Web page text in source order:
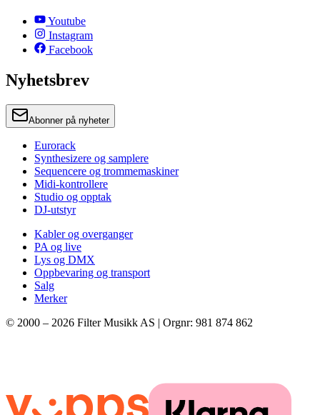
Youtube
Instagram
Facebook
Nyhetsbrev
Abonner på nyheter
Eurorack
Synthesizere og samplere
Sequencere og trommemaskiner
Midi-kontrollere
Studio og opptak
DJ-utstyr
Kabler og overganger
PA og live
Lys og DMX
Oppbevaring og transport
Salg
Merker
© 2000 – 2026 Filter Musikk AS | Orgnr: 981 874 862